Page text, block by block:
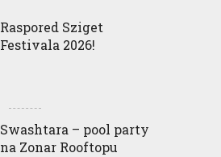
Raspored Sziget
Festivala 2026!
Swashtara – pool party
na Zonar Rooftopu